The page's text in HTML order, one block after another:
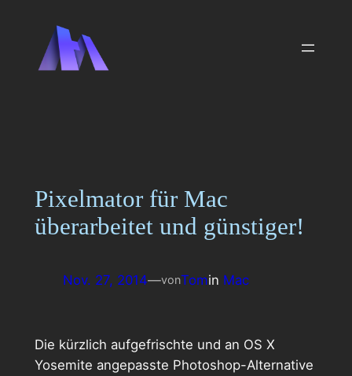
springen
Pixelmator für Mac
überarbeitet und günstiger!
Nov. 27, 2014—vonTomin Mac
Die kürzlich aufgefrischte und an OS X
Yosemite angepasste Photoshop-Alternative